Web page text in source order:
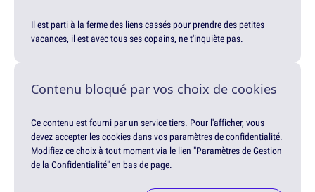
Il est parti à la ferme des liens cassés pour prendre des petites
vacances, il est avec tous ses copains, ne t'inquiète pas.
Contenu bloqué par vos choix de cookies
Ce contenu est fourni par un service tiers. Pour l'afficher, vous
devez accepter les cookies dans vos paramètres de confidentialité.
Modifiez ce choix à tout moment via le lien "Paramètres de Gestion
de la Confidentialité" en bas de page.